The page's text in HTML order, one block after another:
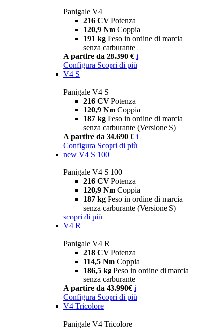
Panigale V4
216 CV Potenza
120,9 Nm Coppia
191 kg Peso in ordine di marcia
senza carburante
A partire da 28.390 € i
Configura Scopri di più
V4 S
Panigale V4 S
216 CV Potenza
120,9 Nm Coppia
187 kg Peso in ordine di marcia
senza carburante (Versione S)
A partire da 34.690 € i
Configura Scopri di più
new V4 S 100
Panigale V4 S 100
216 CV Potenza
120,9 Nm Coppia
187 kg Peso in ordine di marcia
senza carburante (Versione S)
scopri di più
V4 R
Panigale V4 R
218 CV Potenza
114,5 Nm Coppia
186,5 kg Peso in ordine di marcia
senza carburante
A partire da 43.990€ i
Configura Scopri di più
V4 Tricolore
Panigale V4 Tricolore